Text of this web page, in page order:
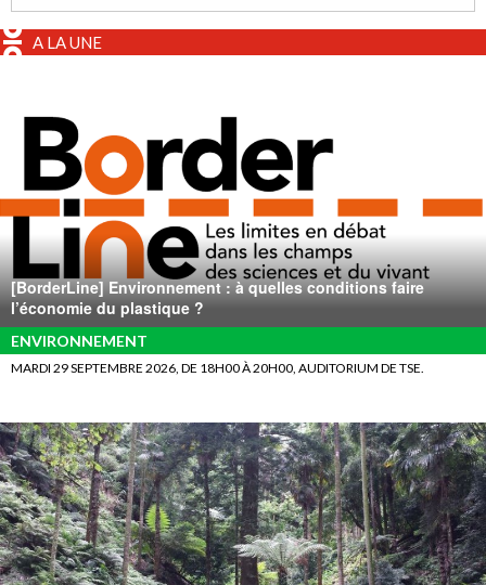
A LA UNE
[BorderLine] Environnement : à quelles conditions faire
l’économie du plastique ?
ENVIRONNEMENT
MARDI 29 SEPTEMBRE 2026, DE 18H00 À 20H00, AUDITORIUM DE TSE.